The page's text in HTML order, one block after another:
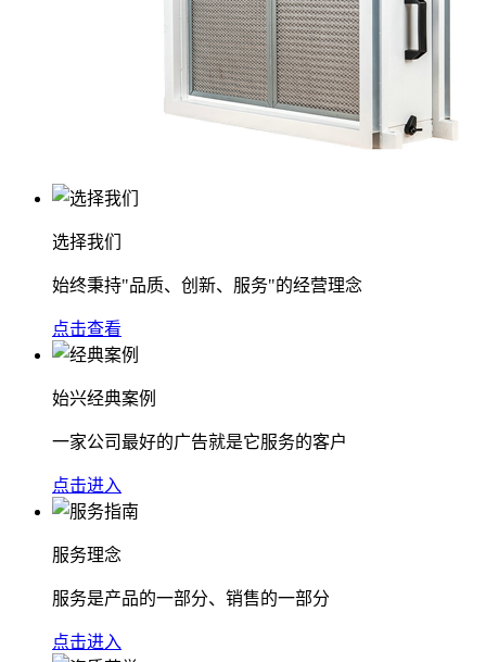
选择我们
始终秉持"品质、创新、服务"的经营理念
点击查看
始兴经典案例
一家公司最好的广告就是它服务的客户
点击进入
服务理念
服务是产品的一部分、销售的一部分
点击进入